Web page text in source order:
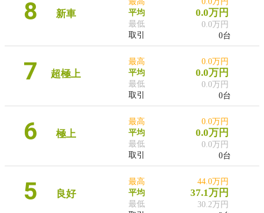
8 新車
平均
最低
取引
0.0万円
0.0万円
0台
7 超極上
最高
平均
最低
取引
0.0万円
0.0万円
0.0万円
0台
6 極上
最高
平均
最低
取引
0.0万円
0.0万円
0.0万円
0台
5 良好
最高
平均
最低
44.0万円
37.1万円
30.2万円